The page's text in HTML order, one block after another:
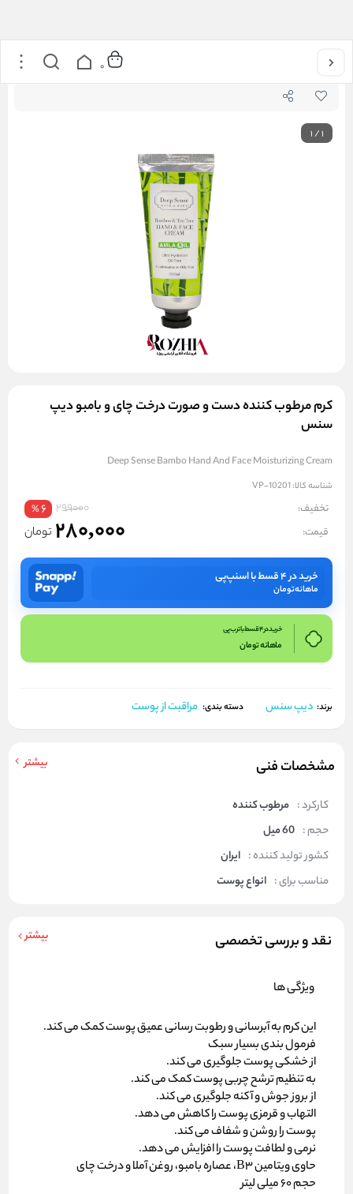
خانه کرم مرطوب کننده دست و صورت درخت چای و بامبو دیپ سنس
0
1/1
کرم مرطوب کننده دست و صورت درخت چای و بامبو دیپ
سنس
Deep Sense Bambo Hand And Face Moisturizing Cream
شناسه کالا: VP-10201
تخفیف: 299000
6
%
قیمت: 280,000 تومان
خرید در ۴ قسط با اسنپ‌پی
ماهانهتومان
خرید در 4 قسط با ترب پی
ماهانهتومان
برند: دیپ سنس دسته بندی: مراقبت از پوست
مشخصات فنی بیشتر
کارکرد : مرطوب کننده
حجم : 60 میل
کشور تولید کننده : ایران
مناسب برای : انواع پوست
نقد و بررسی تخصصی بیشتر
ویژگی ها
این کرم به آبرسانی و رطوبت رسانی عمیق پوست کمک می کند.
فرمول بندی بسیار سبک
از خشکی پوست جلوگیری می کند.
به تنظیم ترشح چربی پوست کمک می کند.
از بروز جوش و آکنه جلوگیری می کند.
التهاب و قرمزی پوست را کاهش می دهد.
پوست را روشن و شفاف می کند.
نرمی و لطافت پوست را افزایش می دهد.
حاوی ویتامین B3، عصاره بامبو، روغن آملا و درخت چای
حجم 60 میلی لیتر